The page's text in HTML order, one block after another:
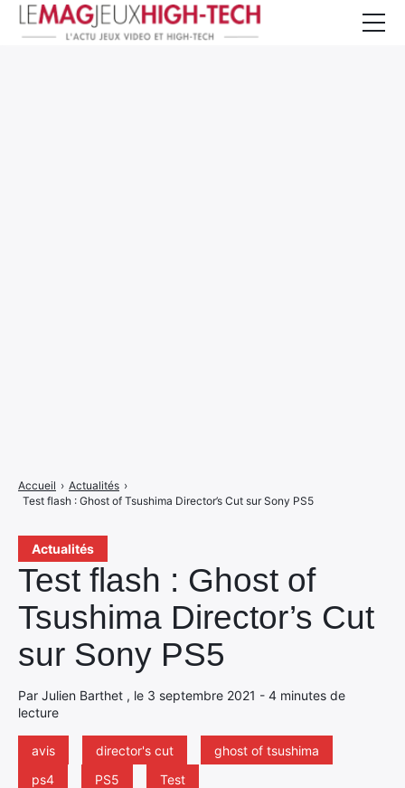
Actualités
Test flash : Ghost of
Tsushima Director’s Cut
sur Sony PS5
Par Julien Barthet , le 3 septembre 2021 - 4 minutes de
lecture
avis director's cut
ghost of tsushima
ps4
PS5 Test
Accueil › Actualités ›
Test flash : Ghost of Tsushima Director’s Cut sur Sony PS5